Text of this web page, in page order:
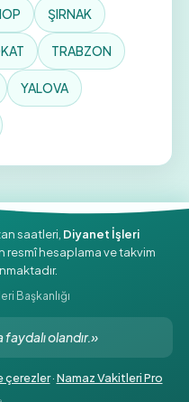
ŞIRNAK
TRABZON
YALOVA
saatleri, Diyanet İşleri
resmî hesaplama ve takvim
Başkanlığı
faydalı olandır.»
çerezler·Namaz Vakitleri Pro